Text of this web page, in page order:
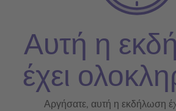
Αυτή η
έχει
Αργήσατε, αυτή η εκδήλωση